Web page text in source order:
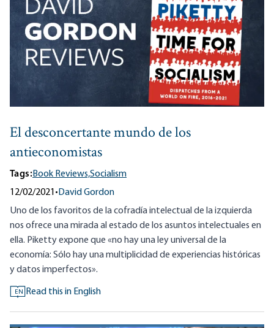
El desconcertante mundo de los
antieconomistas
Tags:Book Reviews,Socialism
12/02/2021•David Gordon
Uno de los favoritos de la cofradía intelectual de la izquierda
nos ofrece una mirada al estado de los asuntos intelectuales en
ella. Piketty expone que «no hay una ley universal de la
economía: Sólo hay una multiplicidad de experiencias históricas
y datos imperfectos».
EN Read this in English